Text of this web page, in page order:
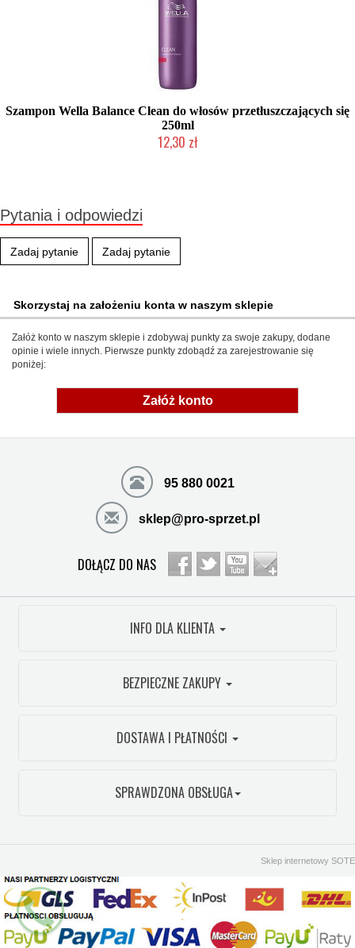
Szampon Wella Balance Clean do włosów przetłuszczających się
250ml
12,30 zł
Pytania i odpowiedzi
Zadaj pytanie Zadaj pytanie
Skorzystaj na założeniu konta w naszym sklepie
Załóż konto w naszym sklepie i zdobywaj punkty za swoje zakupy, dodane
opinie i wiele innych. Pierwsze punkty zdobądź za zarejestrowanie się
poniżej:
Załóż konto
95 880 0021
sklep@pro-sprzet.pl
DOŁĄCZ DO NAS
INFO DLA KLIENTA
BEZPIECZNE ZAKUPY
DOSTAWA I PŁATNOŚCI
SPRAWDZONA OBSŁUGA
Sklep internetowy SOTE